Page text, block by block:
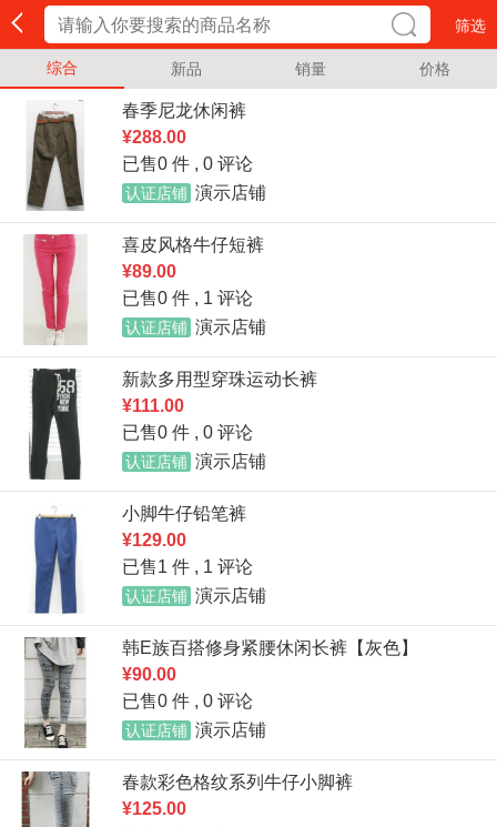
筛选
综合 新品 销量 价格
春季尼龙休闲裤
¥288.00
已售0 件 , 0 评论
认证店铺 演示店铺
喜皮风格牛仔短裤
¥89.00
已售0 件 , 1 评论
认证店铺 演示店铺
新款多用型穿珠运动长裤
¥111.00
已售0 件 , 0 评论
认证店铺 演示店铺
小脚牛仔铅笔裤
¥129.00
已售1 件 , 1 评论
认证店铺 演示店铺
韩E族百搭修身紧腰休闲长裤【灰色】
¥90.00
已售0 件 , 0 评论
认证店铺 演示店铺
春款彩色格纹系列牛仔小脚裤
¥125.00